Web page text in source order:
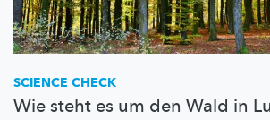
SCIENCE CHECK
Wie steht es um den Wald in